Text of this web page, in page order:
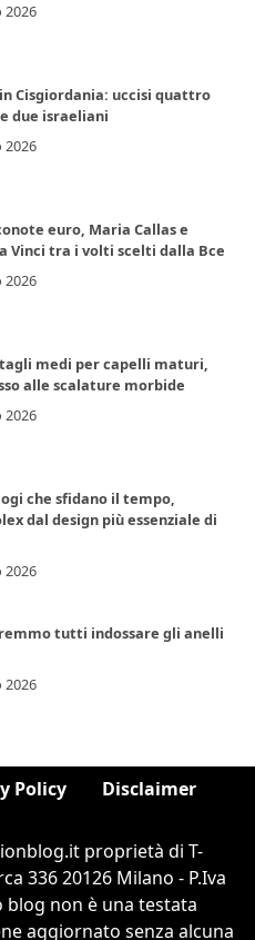
2026
Cisgiordania: uccisi quattro
due israeliani
2026
euro, Maria Callas e
Vinci tra i volti scelti dalla Bce
2026
medi per capelli maturi,
alle scalature morbide
2026
che sfidano il tempo,
dal design più essenziale di
2026
tutti indossare gli anelli
2026
Policy Disclaimer
proprietà di T-
336 20126 Milano - P.Iva
blog non è una testata
aggiornato senza alcuna